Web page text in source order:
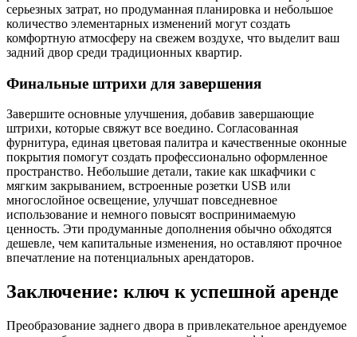
серьезных затрат, но продуманная планировка и небольшое
количество элементарных изменений могут создать
комфортную атмосферу на свежем воздухе, что выделит ваш
задний двор среди традиционных квартир.
Финальные штрихи для завершения
Завершите основные улучшения, добавив завершающие
штрихи, которые свяжут все воедино. Согласованная
фурнитура, единая цветовая палитра и качественные оконные
покрытия помогут создать профессионально оформленное
пространство. Небольшие детали, такие как шкафчики с
мягким закрыванием, встроенные розетки USB или
многослойное освещение, улучшат повседневное
использование и немного повысят воспринимаемую
ценность. Эти продуманные дополнения обычно обходятся
дешевле, чем капитальные изменения, но оставляют прочное
впечатление на потенциальных арендаторов.
Заключение: ключ к успешной аренде
Преобразование заднего двора в привлекательное арендуемое